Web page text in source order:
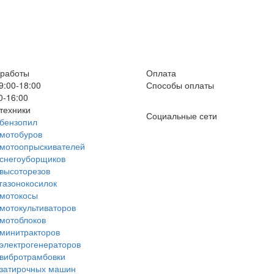
18:00
16:00
Оплата
Способы оплаты
машин
Социальные сети